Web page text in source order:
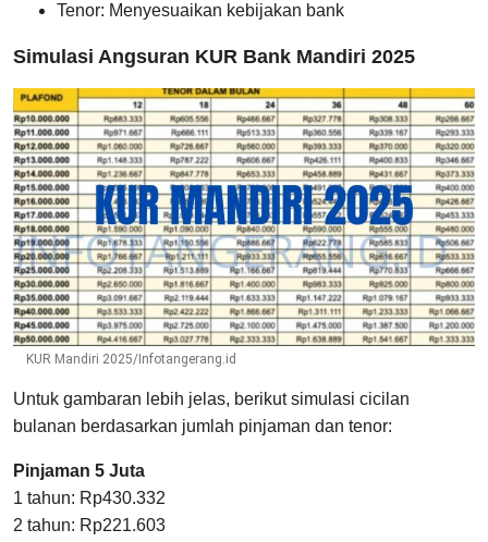
Tenor: Menyesuaikan kebijakan bank
Simulasi Angsuran KUR Bank Mandiri 2025
KUR Mandiri 2025/Infotangerang.id
Untuk gambaran lebih jelas, berikut simulasi cicilan
bulanan berdasarkan jumlah pinjaman dan tenor:
Pinjaman 5 Juta
1 tahun: Rp430.332
2 tahun: Rp221.603